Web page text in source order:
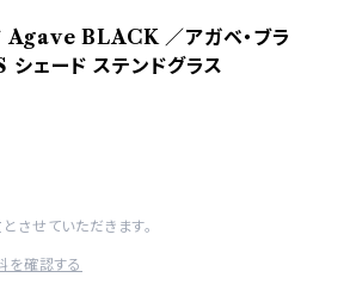
Agave BLACK ／アガベ・ブラ
ェード ステンドグラス
させていただきます。
を確認する